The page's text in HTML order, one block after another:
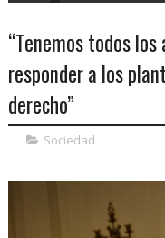
“Tenemos todos
responder a los
derecho”
Sociedad